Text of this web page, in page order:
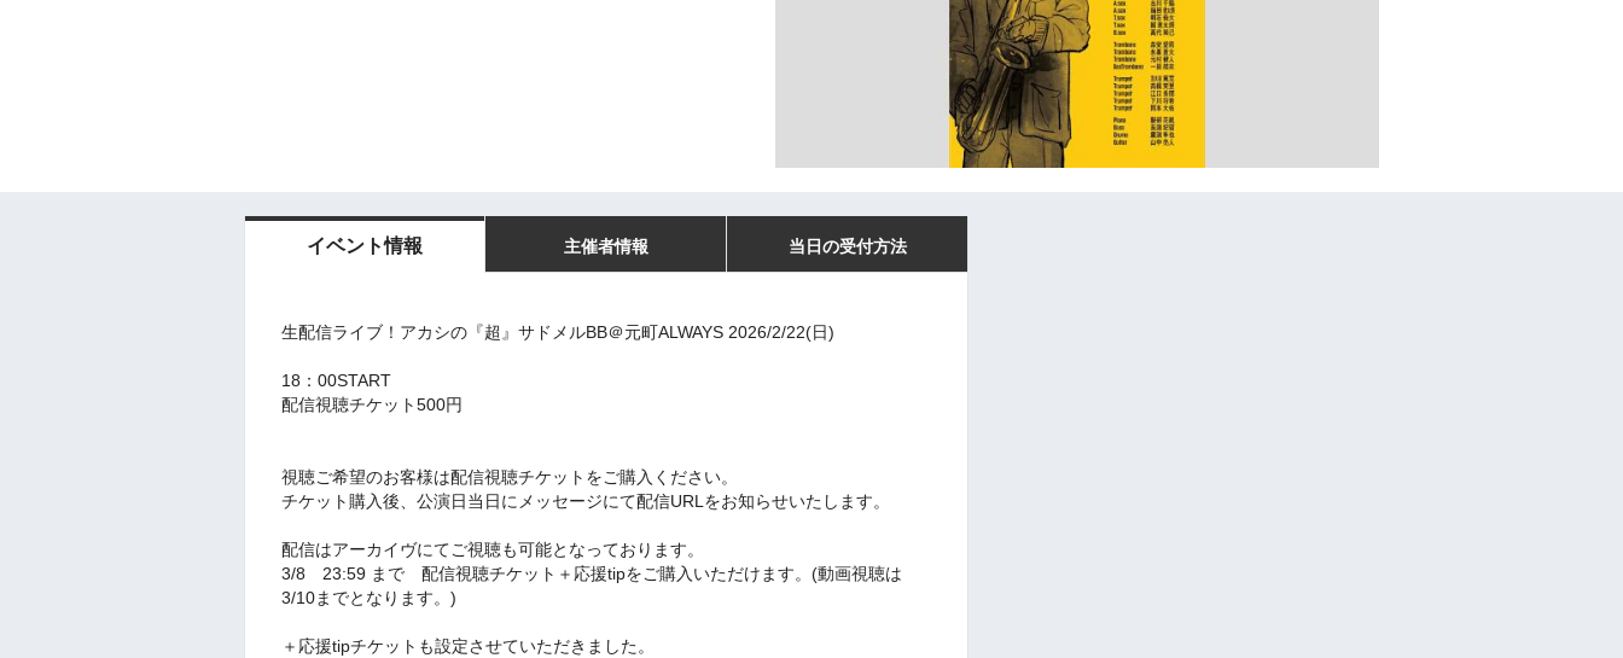
イベント情報 主催者情報 当日の受付方法
生配信ライブ！アカシの『超』サドメルBB＠元町ALWAYS 2026/2/22(日)
18：00START
配信視聴チケット500円
視聴ご希望のお客様は配信視聴チケットをご購入ください。
チケット購入後、公演日当日にメッセージにて配信URLをお知らせいたします。
配信はアーカイヴにてご視聴も可能となっております。
3/8 23:59 まで 配信視聴チケット＋応援tipをご購入いただけます。(動画視聴は
3/10までとなります。)
＋応援tipチケットも設定させていただきました。